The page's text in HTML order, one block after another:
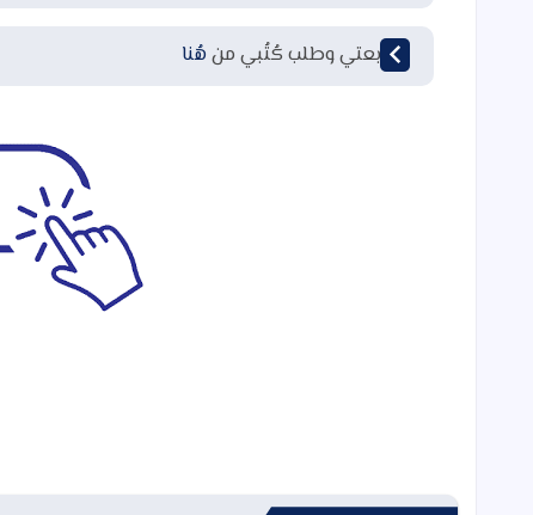
لمتابعتي وطلب كُتُبي من هُنا